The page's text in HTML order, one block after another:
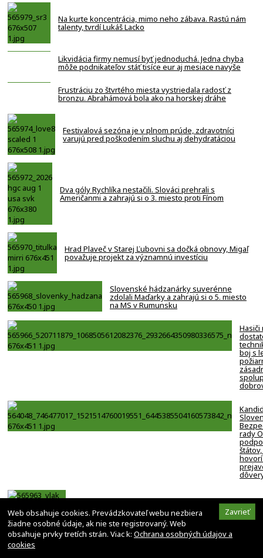
Na kurte koncentrácia, mimo neho zábava. Rastú nám
talenty, tvrdí Lukáš Lacko
Likvidácia firmy nemusí byť jednoduchá. Jedna chyba
môže podnikateľov stáť tisíce eur aj mesiace navyše
Frustráciu zo štvrtého miesta vystriedala radosť z
bronzu. Abrahámová bola ako na horskej dráhe
Festivalová sezóna je v plnom prúde, zdravotníci
varujú pred poškodením sluchu aj dehydratáciou
Dva góly Rychlíka nestačili. Slováci prehrali s
Američanmi a zahrajú si o 3. miesto proti Fínom
Hrad Plaveč v Starej Ľubovni sa dočká obnovy, Migaľ
považuje projekt za významnú investíciu
Slovenské hádzanárky suverénne
zdolali Maďarky a zahrajú si o 5. miesto
na MS v Rumunsku
Hasiči
boj s
rady
Vlak sa zrazil s autom na priecestí pri Starom
Smokovci, cestujúci sa nezranili Zavrieť
Web obsahuje cookies. Prevádzkovateľ webu nezbiera
žiadne osobné údaje, ak nie ste registrovaný. Web
obsahuje prvky tretích strán. Viac k: Ochrana osobných údajov a
cookies